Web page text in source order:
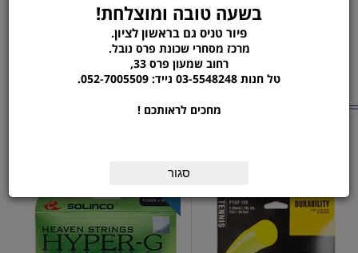
SOLINCO
מהקטגוריה
בשעה טובה ומוצלחת!
פיור טניס גם בראשון לציון.
מרכז מסחרי שכונת פרס נובל.
רחוב שמעון פרס 33,
טל חנות 03-5548248 נייד: 052-7005509.
מחכים לראותכם !
סגור